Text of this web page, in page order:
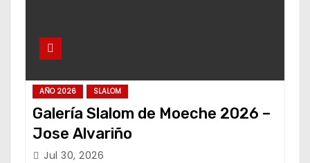
AÑO 2026 SLALOM
Galería Slalom de Moeche 2026 –
Jose Alvariño
Jul 30, 2026